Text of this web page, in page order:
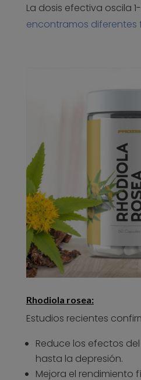
La dosis efectiva oscila
encontramos diferentes
Rhodiola rosea:
Estudios recientes
Reduce los efectos
hasta la depresión.
Mejora el rendimiento